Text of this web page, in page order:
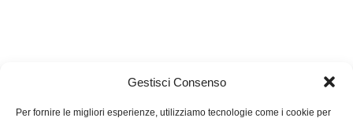
Gestisci Consenso
Per fornire le migliori esperienze, utilizziamo tecnologie come i cookie per